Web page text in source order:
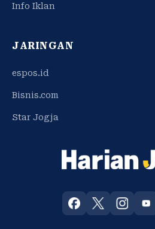
Info Iklan
JARINGAN
espos.id
Bisnis.com
Star Jogja